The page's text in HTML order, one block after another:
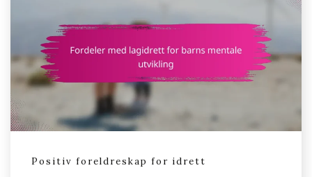
Positiv foreldreskap for idrett